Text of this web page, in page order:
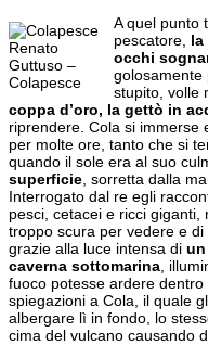
Renato
Guttuso –
Colapesce
A quel punto
pescatore, la
occhi
golosamente
stupito, volle
coppa d’oro, la gettò in
riprendere. Cola si immerse
per molte ore, tanto che si
quando il sole era al suo
superficie , sorretta dalla
Interrogato dal re egli
pesci, cetacei e ricci giganti,
troppo scura per vedere e
grazie alla luce intensa di un
caverna sottomarina ,
fuoco potesse ardere dentro
spiegazioni a Cola, il quale
albergare lì in fondo, lo
cima del vulcano causando